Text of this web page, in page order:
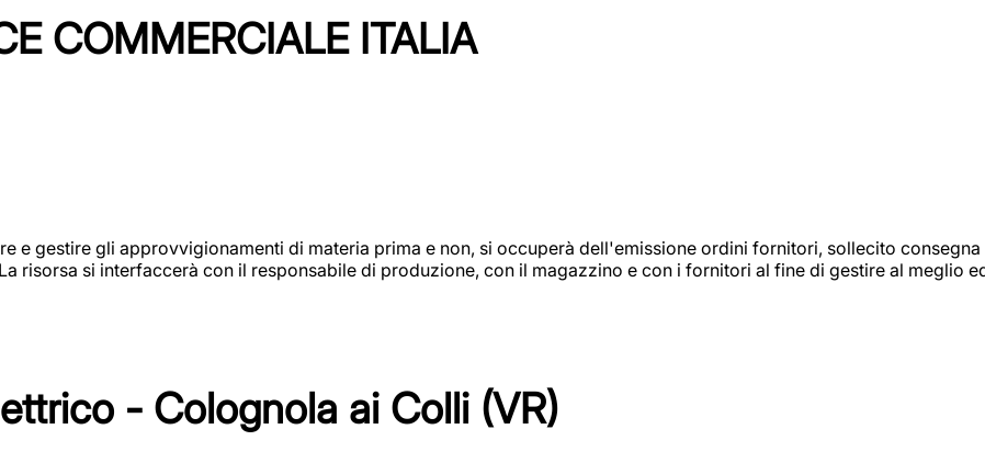
COMMERCIALE ITALIA
e gestire gli approvvigionamenti di materia prima e non, si occuperà dell'emissione ordini fornitori, sollecito consegna
risorsa si interfaccerà con il responsabile di produzione, con il magazzino e con i fornitori al fine di gestire al meglio
- Colognola ai Colli (VR)